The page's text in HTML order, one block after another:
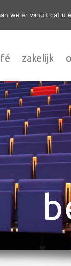
zakelijk
we er vanuit dat u